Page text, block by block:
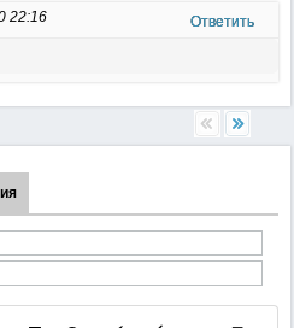
22:16 Ответить